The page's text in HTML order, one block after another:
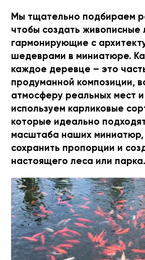
Мы тщательно подбираем
чтобы создать
гармонирующие с
шедеврами в миниатюре.
каждое деревце – это
продуманной композиции,
атмосферу реальных мест
используем карликовые
которые идеально
масштаба наших миниатюр,
сохранить пропорции и
настоящего леса или парка.